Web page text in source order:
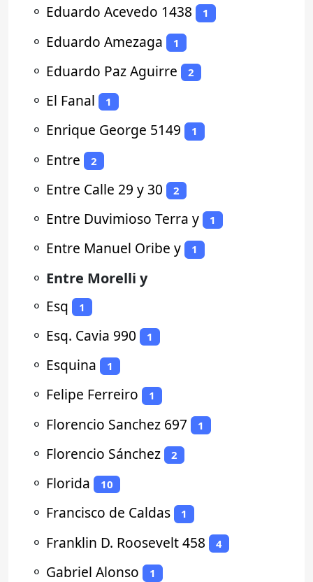
⚬ Eduardo Acevedo 1438 1
⚬ Eduardo Amezaga 1
⚬ Eduardo Paz Aguirre 2
⚬ El Fanal 1
⚬ Enrique George 5149 1
⚬ Entre 2
⚬ Entre Calle 29 y 30 2
⚬ Entre Duvimioso Terra y 1
⚬ Entre Manuel Oribe y 1
⚬ Entre Morelli y
⚬ Esq 1
⚬ Esq. Cavia 990 1
⚬ Esquina 1
⚬ Felipe Ferreiro 1
⚬ Florencio Sanchez 697 1
⚬ Florencio Sánchez 2
⚬ Florida 10
⚬ Francisco de Caldas 1
⚬ Franklin D. Roosevelt 458 4
⚬ Gabriel Alonso 1